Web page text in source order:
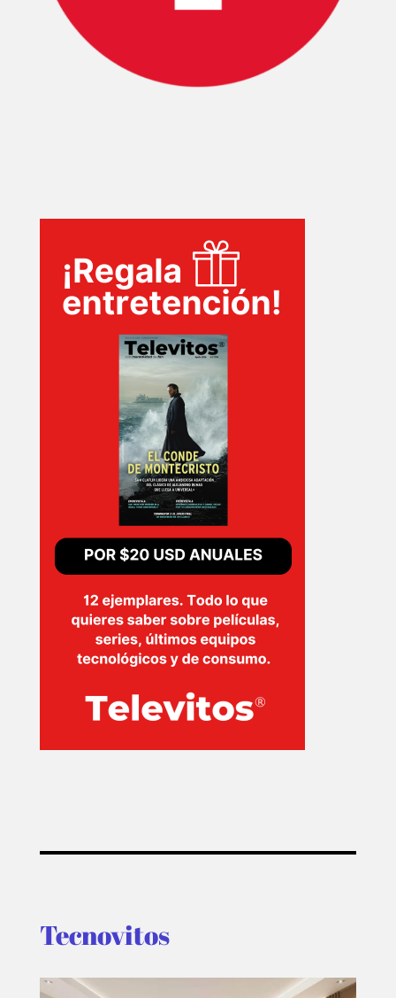
SERIES
TECNOVITOS
EVENTOS
Tecnovitos